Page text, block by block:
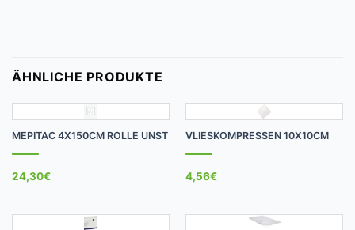
ÄHNLICHE PRODUKTE
MEPITAC 4X150CM ROLLE UNST
24,30€
VLIESKOMPRESSEN 10X10CM
4,56€